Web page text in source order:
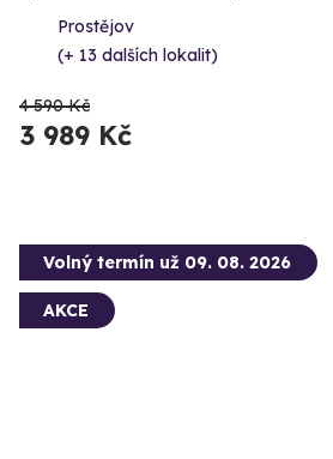
Prostějov
(+ 13 dalších lokalit)
4 590 Kč
3 989 Kč
Volný termín už 09. 08. 2026
AKCE